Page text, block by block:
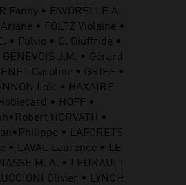
Fanny • FAVORELLE A.
• FOLTZ Violaine •
• Fulvio • G. Giuffrida •
J.M. • Gérard
Caroline • GRIEF •
Loïc • HAXAIRE
• HOFF •
HORVATH •
• LAFORETS
• LAVAL Laurence • LE
M. A. • LEURAULT
Olivier • LYNCH